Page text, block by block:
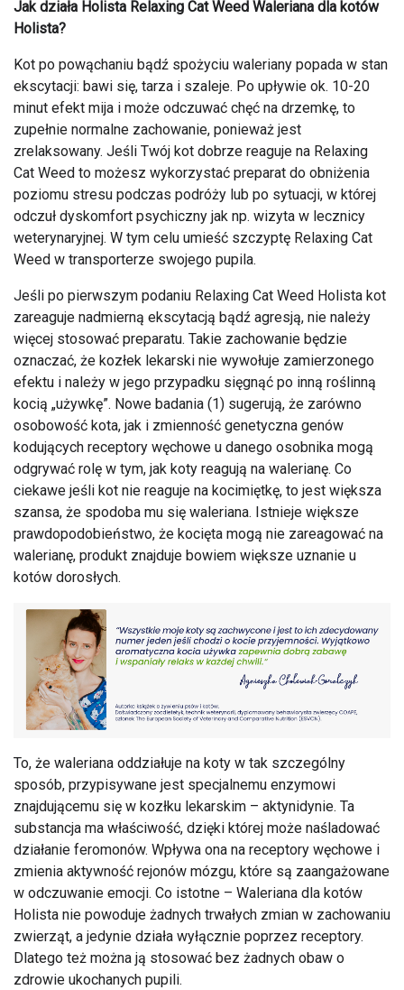
Jak działa Holista Relaxing Cat Weed Waleriana dla kotów
Holista?
Kot po powąchaniu bądź spożyciu waleriany popada w stan
ekscytacji: bawi się, tarza i szaleje. Po upływie ok. 10-20
minut efekt mija i może odczuwać chęć na drzemkę, to
zupełnie normalne zachowanie, ponieważ jest
zrelaksowany. Jeśli Twój kot dobrze reaguje na Relaxing
Cat Weed to możesz wykorzystać preparat do obniżenia
poziomu stresu podczas podróży lub po sytuacji, w której
odczuł dyskomfort psychiczny jak np. wizyta w lecznicy
weterynaryjnej. W tym celu umieść szczyptę Relaxing Cat
Weed w transporterze swojego pupila.
Jeśli po pierwszym podaniu Relaxing Cat Weed Holista kot
zareaguje nadmierną ekscytacją bądź agresją, nie należy
więcej stosować preparatu. Takie zachowanie będzie
oznaczać, że kozłek lekarski nie wywołuje zamierzonego
efektu i należy w jego przypadku sięgnąć po inną roślinną
kocią „używkę”. Nowe badania (1) sugerują, że zarówno
osobowość kota, jak i zmienność genetyczna genów
kodujących receptory węchowe u danego osobnika mogą
odgrywać rolę w tym, jak koty reagują na walerianę. Co
ciekawe jeśli kot nie reaguje na kocimiętkę, to jest większa
szansa, że spodoba mu się waleriana. Istnieje większe
prawdopodobieństwo, że kocięta mogą nie zareagować na
walerianę, produkt znajduje bowiem większe uznanie u
kotów dorosłych.
To, że waleriana oddziałuje na koty w tak szczególny
sposób, przypisywane jest specjalnemu enzymowi
znajdującemu się w kozłku lekarskim – aktynidynie. Ta
substancja ma właściwość, dzięki której może naśladować
działanie feromonów. Wpływa ona na receptory węchowe i
zmienia aktywność rejonów mózgu, które są zaangażowane
w odczuwanie emocji. Co istotne – Waleriana dla kotów
Holista nie powoduje żadnych trwałych zmian w zachowaniu
zwierząt, a jedynie działa wyłącznie poprzez receptory.
Dlatego też można ją stosować bez żadnych obaw o
zdrowie ukochanych pupili.